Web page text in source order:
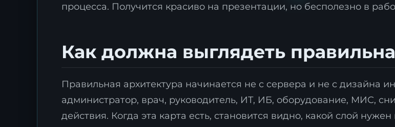
процесса. Получится красиво на презентации, но бесполезно в
Как должна выглядеть
Правильная архитектура начинается не с сервера и не с дизайна
администратор, врач, руководитель, ИТ, ИБ, оборудование, МИС,
действия. Когда эта карта есть, становится видно, какой слой
Я согласен с политикой обработки